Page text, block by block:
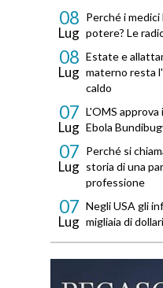
08
Lug
Perché i
potere? Le
08
Lug
Estate e
materno resta
caldo
07
Lug
L'OMS
Ebola
07
Lug
Perché si
storia di una
professione
07
Lug
Negli USA gli
migliaia di